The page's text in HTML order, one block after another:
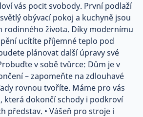
vás pocit svobody. První podlaží
obývací pokoj a kuchyně jsou
rodinného života. Díky modernímu
ucítíte příjemné teplo pod
plánovat další úpravy své
v sobě tvůrce: Dům je v
– zapomeňte na zdlouhavé
rovnou tvoříte. Máme pro vás
která dokončí schody i podkroví
představ. • Vášeň pro stroje i